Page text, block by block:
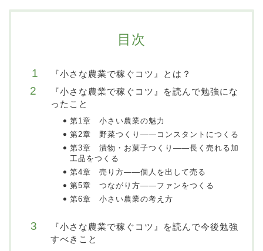
目次
『小さな農業で稼ぐコツ』とは？
『小さな農業で稼ぐコツ』を読んで勉強にな
ったこと
第1章 小さい農業の魅力
第2章 野菜つくり――コンスタントにつくる
第3章 漬物・お菓子つくり――長く売れる加
工品をつくる
第4章 売り方――個人を出して売る
第5章 つながり方――ファンをつくる
第6章 小さい農業の考え方
『小さな農業で稼ぐコツ』を読んで今後勉強
すべきこと